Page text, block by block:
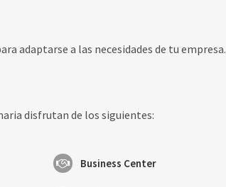
adaptarse a las necesidades de tu empresa.
disfrutan de los siguientes:
Business Center